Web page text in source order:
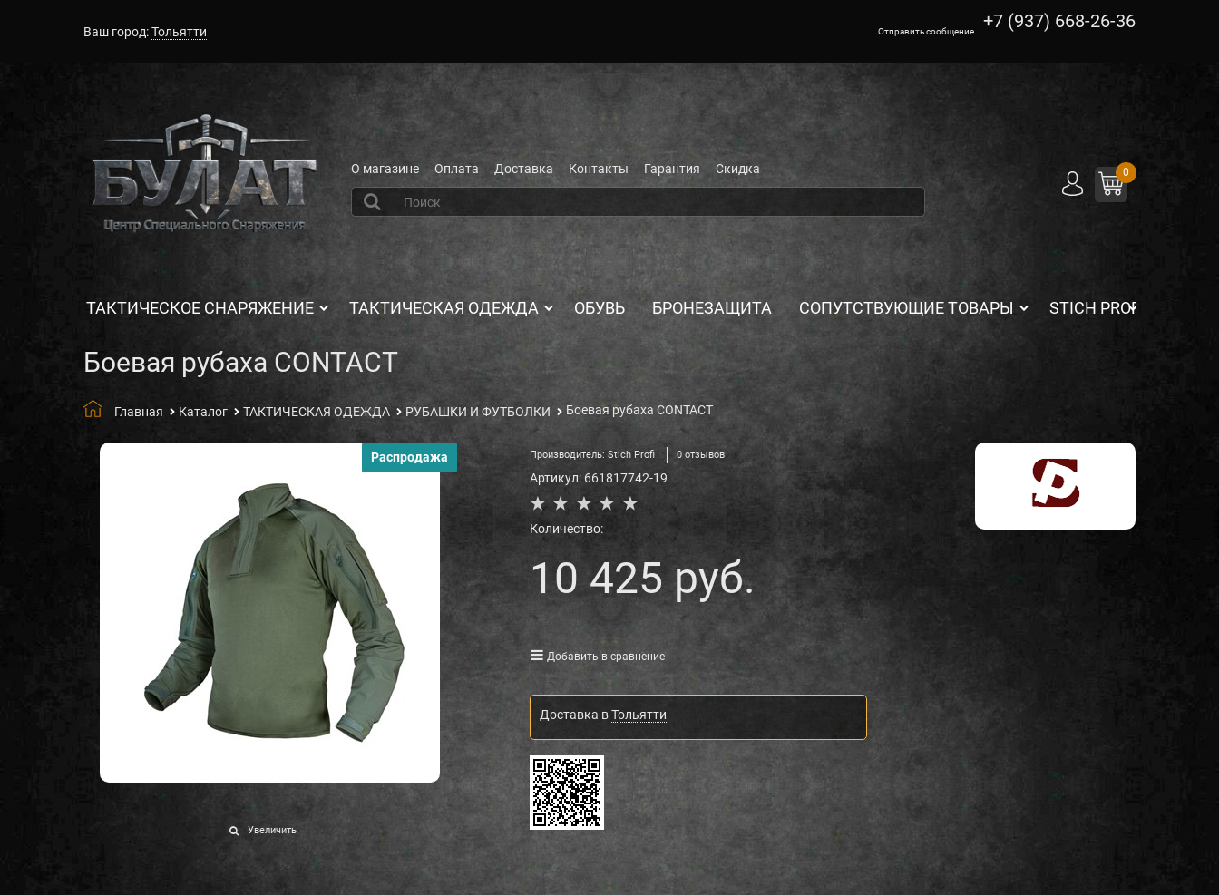
Ваш город:Тольятти Отправить сообщение +7 (937) 668-26-36
О магазине Оплата Доставка Контакты Гарантия Скидка 0
ТАКТИЧЕСКОЕ СНАРЯЖЕНИЕ ТАКТИЧЕСКАЯ ОДЕЖДА ОБУВЬ БРОНЕЗАЩИТА СОПУТСТВУЮЩИЕ ТОВАРЫ STICH PROFI
Боевая рубаха CONTACT
Главная Каталог ТАКТИЧЕСКАЯ ОДЕЖДА РУБАШКИ И ФУТБОЛКИ Боевая рубаха CONTACT
Распродажа
Увеличить
Производитель: Stich Profi 0 отзывов
Артикул: 661817742-19
Количество:
10 425 руб.
Добавить в сравнение
Доставка вТольятти